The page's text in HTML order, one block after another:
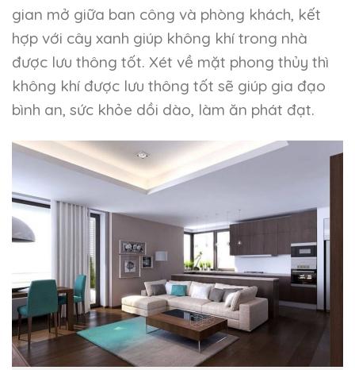
gian mở giữa ban công và phòng khách, kết
hợp với cây xanh giúp không khí trong nhà
được lưu thông tốt. Xét về mặt phong thủy thì
không khí được lưu thông tốt sẽ giúp gia đạo
bình an, sức khỏe dồi dào, làm ăn phát đạt.